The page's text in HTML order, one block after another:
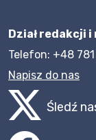
Dział redakcji
Telefon: +48
Napisz do nas
Śledź